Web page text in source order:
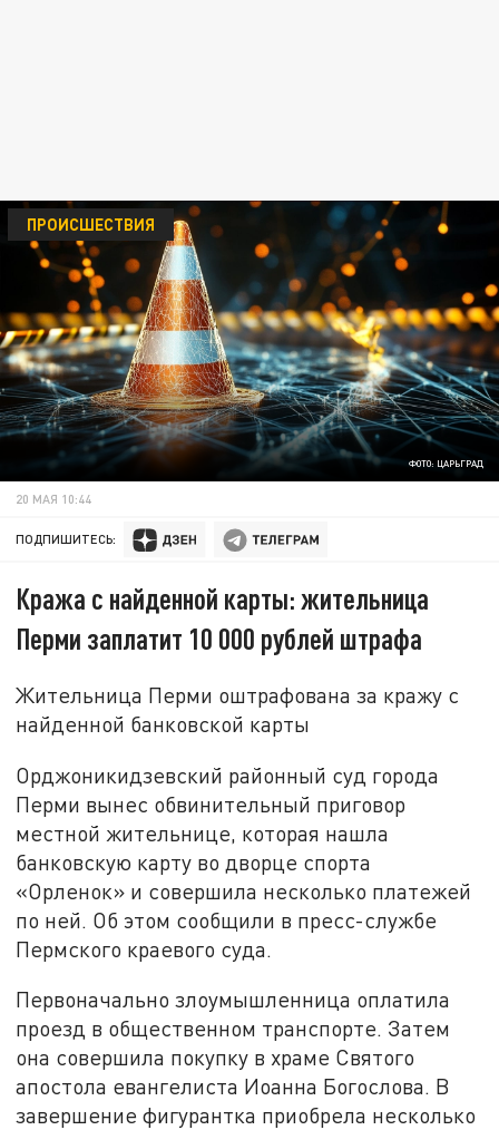
ФОТО: ЦАРЬГРАД
ПРОИСШЕСТВИЯ
20 МАЯ 10:44
ПОДПИШИТЕСЬ:
Кража с найденной карты: жительница
Перми заплатит 10 000 рублей штрафа
Жительница Перми оштрафована за кражу с
найденной банковской карты
Орджоникидзевский районный суд города
Перми вынес обвинительный приговор
местной жительнице, которая нашла
банковскую карту во дворце спорта
«Орленок» и совершила несколько платежей
по ней. Об этом сообщили в пресс-службе
Пермского краевого суда.
Первоначально злоумышленница оплатила
проезд в общественном транспорте. Затем
она совершила покупку в храме Святого
апостола евангелиста Иоанна Богослова. В
завершение фигурантка приобрела несколько